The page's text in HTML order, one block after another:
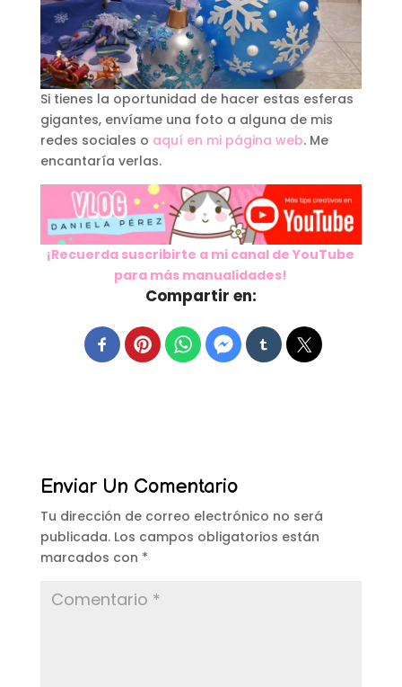
Si tienes la oportunidad de hacer estas esferas
gigantes, envíame una foto a alguna de mis
redes sociales o aquí en mi página web. Me
encantaría verlas.
¡Recuerda suscribirte a mi canal de YouTube
para más manualidades!
Compartir en:
Enviar Un Comentario
Tu dirección de correo electrónico no será
publicada. Los campos obligatorios están
marcados con *